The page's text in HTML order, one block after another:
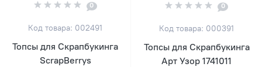
0
Код товара: 002491
Топсы для Скрапбукинга
ScrapBerrys
0
Код товара: 000391
Топсы для Скрапбукинга
Арт Узор 1741011